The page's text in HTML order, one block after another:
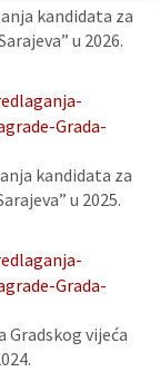
kandidata za
u 2026.
Grada-
kandidata za
u 2025.
Grada-
Gradskog vijeća